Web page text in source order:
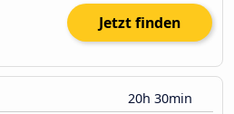
Jetzt finden
20h 30min